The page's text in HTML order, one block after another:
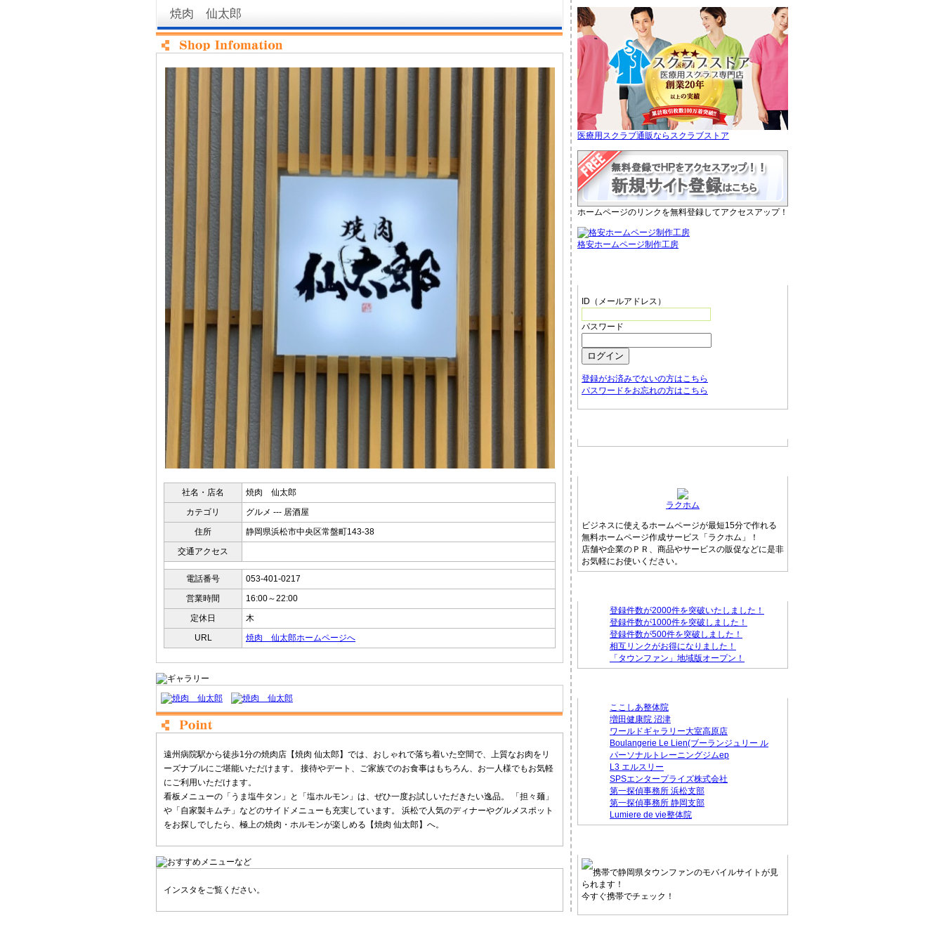
焼肉 仙太郎
社名・店名
焼肉 仙太郎
カテゴリ
グルメ --- 居酒屋
住所
静岡県浜松市中央区常盤町143-38
交通アクセス
電話番号
053-401-0217
営業時間
16:00～22:00
定休日
木
URL
焼肉 仙太郎ホームページへ
遠州病院駅から徒歩1分の焼肉店【焼肉 仙太郎】では、おしゃれで落ち着いた空間で、上質なお肉をリ
ーズナブルにご堪能いただけます。 接待やデート、ご家族でのお食事はもちろん、お一人様でもお気軽
にご利用いただけます。
看板メニューの「うま塩牛タン」と「塩ホルモン」は、ぜひ一度お試しいただきたい逸品。 「担々麺」
や「自家製キムチ」などのサイドメニューも充実しています。 浜松で人気のディナーやグルメスポット
をお探しでしたら、極上の焼肉・ホルモンが楽しめる【焼肉 仙太郎】へ。
インスタをご覧ください。
医療用スクラブ通販ならスクラブストア
ホームページのリンクを無料登録してアクセスアップ！
格安ホームページ制作工房
ID（メールアドレス）
パスワード
登録がお済みでないの方はこちら
パスワードをお忘れの方はこちら
ラクホム
ビジネスに使えるホームページが最短15分で作れる
無料ホームページ作成サービス「ラクホム」！
店舗や企業のＰＲ、商品やサービスの販促などに是非
お気軽にお使いください。
登録件数が2000件を突破いたしました！
登録件数が1000件を突破しました！
登録件数が500件を突破しました！
相互リンクがお得になりました！
「タウンファン」地域版オープン！
ここしあ整体院
増田健康院 沼津
ワールドギャラリー大室高原店
Boulangerie Le Lien(ブーランジュリー ル
パーソナルトレーニングジムep
L3 エルスリー
SPSエンタープライズ株式会社
第一探偵事務所 浜松支部
第一探偵事務所 静岡支部
Lumiere de vie整体院
携帯で静岡県タウンファンのモバイルサイトが見
られます！
今すぐ携帯でチェック！